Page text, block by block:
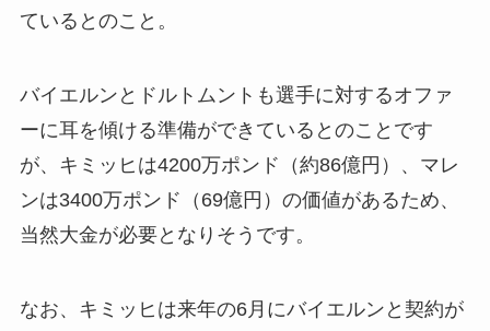
ているとのこと。
バイエルンとドルトムントも選手に対するオファ
ーに耳を傾ける準備ができているとのことです
が、キミッヒは4200万ポンド（約86億円）、マレ
ンは3400万ポンド（69億円）の価値があるため、
当然大金が必要となりそうです。
なお、キミッヒは来年の6月にバイエルンと契約が